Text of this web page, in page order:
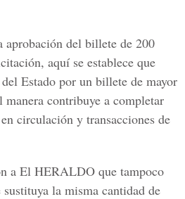
del billete de 200
aquí se establece que
Estado por un billete de mayor
contribuye a completar
circulación y transacciones de
a El HERALDO que tampoco
la misma cantidad de